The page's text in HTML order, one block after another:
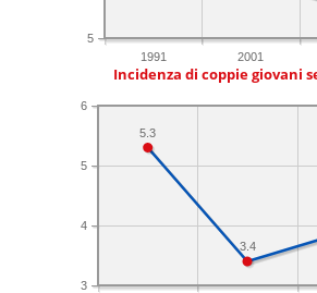
1991 2001
5
Incidenza di coppie giovani
3
4
5
6
3.4
5.3